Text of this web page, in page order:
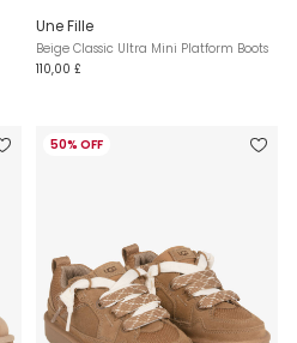
Une Fille
Beige Classic Ultra Mini Platform Boots
110,00 £
50% OFF